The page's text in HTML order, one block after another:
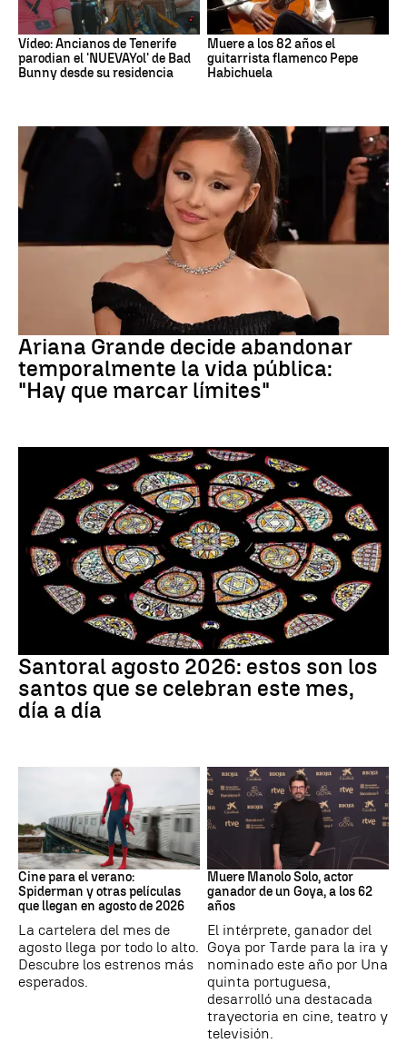
Vídeo: Ancianos de Tenerife
parodian el 'NUEVAYol' de Bad
Bunny desde su residencia
Muere a los 82 años el
guitarrista flamenco Pepe
Habichuela
Ariana Grande decide abandonar
temporalmente la vida pública:
"Hay que marcar límites"
Santoral agosto 2026: estos son los
santos que se celebran este mes,
día a día
Cine
Cine para el verano:
Spiderman y otras películas
que llegan en agosto de 2026
La cartelera del mes de
agosto llega por todo lo alto.
Descubre los estrenos más
esperados.
Actor
Muere Manolo Solo, actor
ganador de un Goya, a los 62
años
El intérprete, ganador del
Goya por Tarde para la ira y
nominado este año por Una
quinta portuguesa,
desarrolló una destacada
trayectoria en cine, teatro y
televisión.